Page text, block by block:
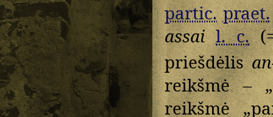
partic. praet.
assai l. c.
priešdėlis
reikšmė –
reikšmė